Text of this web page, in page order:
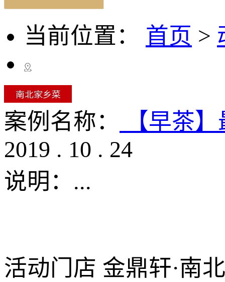
当前位置： 首页 >
案例名称：
【早茶
2019 . 10 . 24
说明： ...
活动门店 金鼎轩·南